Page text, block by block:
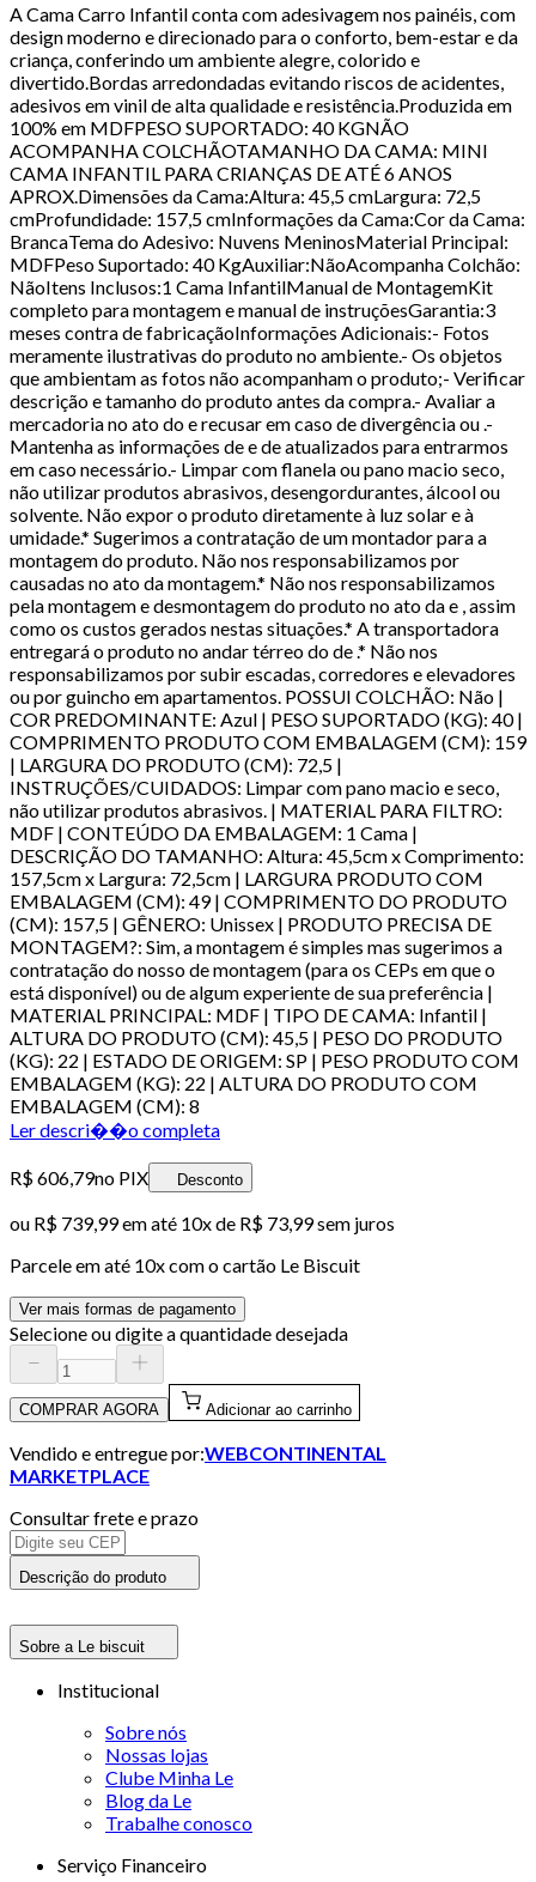
A Cama Carro Infantil conta com adesivagem nos painéis, com
design moderno e direcionado para o conforto, bem-estar e da
criança, conferindo um ambiente alegre, colorido e
divertido.Bordas arredondadas evitando riscos de acidentes,
adesivos em vinil de alta qualidade e resistência.Produzida em
100% em MDFPESO SUPORTADO: 40 KGNÃO
ACOMPANHA COLCHÃOTAMANHO DA CAMA: MINI
CAMA INFANTIL PARA CRIANÇAS DE ATÉ 6 ANOS
APROX.Dimensões da Cama:Altura: 45,5 cmLargura: 72,5
cmProfundidade: 157,5 cmInformações da Cama:Cor da Cama:
BrancaTema do Adesivo: Nuvens MeninosMaterial Principal:
MDFPeso Suportado: 40 KgAuxiliar:NãoAcompanha Colchão:
NãoItens Inclusos:1 Cama InfantilManual de MontagemKit
completo para montagem e manual de instruçõesGarantia:3
meses contra de fabricaçãoInformações Adicionais:- Fotos
meramente ilustrativas do produto no ambiente.- Os objetos
que ambientam as fotos não acompanham o produto;- Verificar
descrição e tamanho do produto antes da compra.- Avaliar a
mercadoria no ato do e recusar em caso de divergência ou .-
Mantenha as informações de e de atualizados para entrarmos
em caso necessário.- Limpar com flanela ou pano macio seco,
não utilizar produtos abrasivos, desengordurantes, álcool ou
solvente. Não expor o produto diretamente à luz solar e à
umidade.* Sugerimos a contratação de um montador para a
montagem do produto. Não nos responsabilizamos por
causadas no ato da montagem.* Não nos responsabilizamos
pela montagem e desmontagem do produto no ato da e , assim
como os custos gerados nestas situações.* A transportadora
entregará o produto no andar térreo do de .* Não nos
responsabilizamos por subir escadas, corredores e elevadores
ou por guincho em apartamentos. POSSUI COLCHÃO: Não |
COR PREDOMINANTE: Azul | PESO SUPORTADO (KG): 40 |
COMPRIMENTO PRODUTO COM EMBALAGEM (CM): 159
| LARGURA DO PRODUTO (CM): 72,5 |
INSTRUÇÕES/CUIDADOS: Limpar com pano macio e seco,
não utilizar produtos abrasivos. | MATERIAL PARA FILTRO:
MDF | CONTEÚDO DA EMBALAGEM: 1 Cama |
DESCRIÇÃO DO TAMANHO: Altura: 45,5cm x Comprimento:
157,5cm x Largura: 72,5cm | LARGURA PRODUTO COM
EMBALAGEM (CM): 49 | COMPRIMENTO DO PRODUTO
(CM): 157,5 | GÊNERO: Unissex | PRODUTO PRECISA DE
MONTAGEM?: Sim, a montagem é simples mas sugerimos a
contratação do nosso de montagem (para os CEPs em que o
está disponível) ou de algum experiente de sua preferência |
MATERIAL PRINCIPAL: MDF | TIPO DE CAMA: Infantil |
ALTURA DO PRODUTO (CM): 45,5 | PESO DO PRODUTO
(KG): 22 | ESTADO DE ORIGEM: SP | PESO PRODUTO COM
EMBALAGEM (KG): 22 | ALTURA DO PRODUTO COM
EMBALAGEM (CM): 8
Ler descri��o completa
R$ 606,79no PIX Desconto
ou R$ 739,99em até 10x de R$ 73,99 sem juros
Parcele em até 10x com o cartão Le Biscuit
Ver mais formas de pagamento
Selecione ou digite a quantidade desejada
COMPRAR AGORA Adicionar ao carrinho
Vendido e entregue por:WEBCONTINENTAL
MARKETPLACE
Consultar frete e prazo
Descrição do produto
Sobre a Le biscuit
Institucional
Sobre nós
Nossas lojas
Clube Minha Le
Blog da Le
Trabalhe conosco
Serviço Financeiro